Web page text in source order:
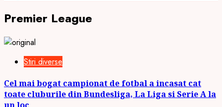
Premier League
Stiri diverse
Cel mai bogat campionat de fotbal a incasat cat
toate cluburile din Bundesliga, La Liga si Serie A la